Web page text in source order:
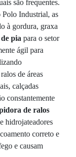
são frequentes.
Polo Industrial, as
à gordura, graxa
pia para o setor
ágil para
de áreas
calçadas
constantemente
de ralos
hidrojateadores
correto e
e causam